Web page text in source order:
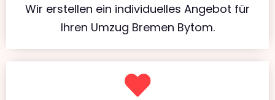
Wir erstellen ein individuelles Angebot für
Ihren Umzug Bremen Bytom.